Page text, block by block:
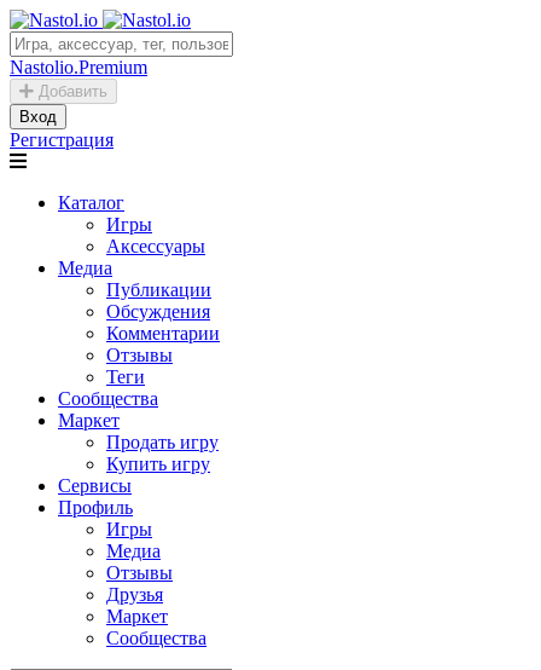
Nastolio.Premium
Добавить
Вход
Регистрация
Каталог
Игры
Аксессуары
Медиа
Публикации
Обсуждения
Комментарии
Отзывы
Теги
Сообщества
Маркет
Продать игру
Купить игру
Сервисы
Профиль
Игры
Медиа
Отзывы
Друзья
Маркет
Сообщества